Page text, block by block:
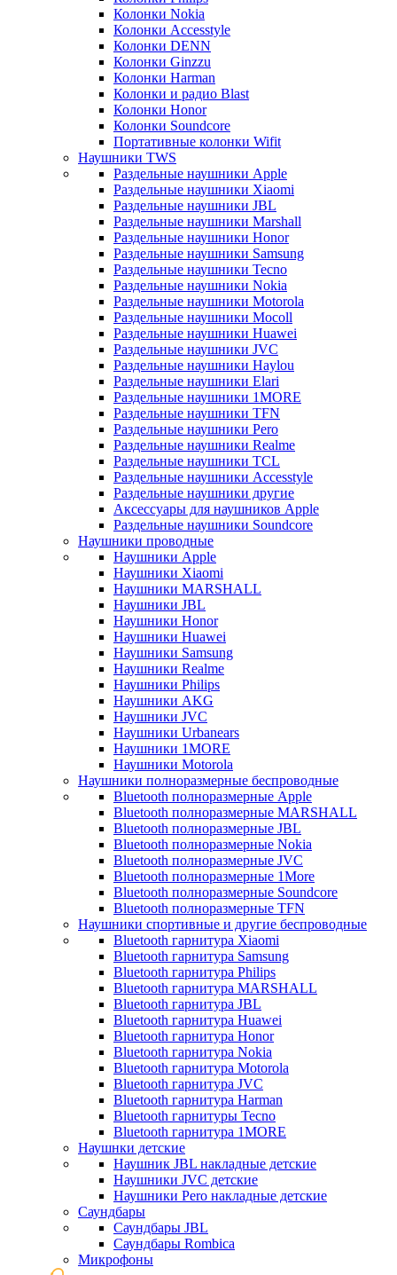
Колонки Nokia
Колонки Accesstyle
Колонки DENN
Колонки Ginzzu
Колонки Harman
Колонки и радио Blast
Колонки Honor
Колонки Soundcore
Портативные колонки Wifit
Наушники TWS
Раздельные наушники Apple
Раздельные наушники Xiaomi
Раздельные наушники JBL
Раздельные наушники Marshall
Раздельные наушники Honor
Раздельные наушники Samsung
Раздельные наушники Tecno
Раздельные наушники Nokia
Раздельные наушники Motorola
Раздельные наушники Mocoll
Раздельные наушники Huawei
Раздельные наушники JVC
Раздельные наушники Haylou
Раздельные наушники Elari
Раздельные наушники 1MORE
Раздельные наушники TFN
Раздельные наушники Pero
Раздельные наушники Realme
Раздельные наушники TCL
Раздельные наушники Accesstyle
Раздельные наушники другие
Аксессуары для наушников Apple
Раздельные наушники Soundcore
Наушники проводные
Наушники Apple
Наушники Xiaomi
Наушники MARSHALL
Наушники JBL
Наушники Honor
Наушники Huawei
Наушники Samsung
Наушники Realme
Наушники Philips
Наушники AKG
Наушники JVC
Наушники Urbanears
Наушники 1MORE
Наушники Motorola
Наушники полноразмерные беспроводные
Bluetooth полноразмерные Apple
Bluetooth полноразмерные MARSHALL
Bluetooth полноразмерные JBL
Bluetooth полноразмерные Nokia
Bluetooth полноразмерные JVC
Bluetooth полноразмерные 1More
Bluetooth полноразмерные Soundcore
Bluetooth полноразмерные TFN
Наушники спортивные и другие беспроводные
Bluetooth гарнитура Xiaomi
Bluetooth гарнитура Samsung
Bluetooth гарнитура Philips
Bluetooth гарнитура MARSHALL
Bluetooth гарнитура JBL
Bluetooth гарнитура Huawei
Bluetooth гарнитура Honor
Bluetooth гарнитура Nokia
Bluetooth гарнитура Motorola
Bluetooth гарнитура JVC
Bluetooth гарнитура Harman
Bluetooth гарнитуры Tecno
Bluetooth гарнитура 1MORE
Наушнки детские
Наушник JBL накладные детские
Наушники JVC детские
Наушники Pero накладные детские
Саундбары
Саундбары JBL
Саундбары Rombica
Микрофоны